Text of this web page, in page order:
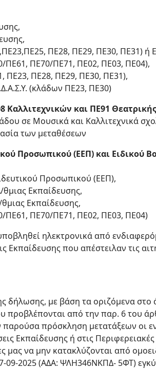
ΠΕ28, ΠΕ29, ΠΕ30, ΠΕ31) ή
ΠΕ61, ΠΕ70/ΠΕ71, ΠΕ02, ΠΕ03, ΠΕ04),
ΠΕ23, ΠΕ28, ΠΕ29, ΠΕ30, ΠΕ31),
(κλάδων ΠΕ23, ΠΕ30)
Καλλιτεχνικών και ΠΕ91
σε Μουσικά και Καλλιτεχνικά
των μεταθέσεων
Προσωπικού (ΕΕΠ) και Ειδικού
Προσωπικού (ΕΕΠ),
Εκπαίδευσης,
Εκπαίδευσης,
ΠΕ61, ΠΕ70/ΠΕ71, ΠΕ02, ΠΕ03, ΠΕ04)
ηλεκτρονικά από
Εκπαίδευσης που απέστειλαν τις
δήλωσης, με βάση τα οριζόμενα στο
προβλέπονται από την παρ. 6 του
πρόσκληση μετατάξεων οι
Εκπαίδευσης ή στις
μας να μην κατακλύζονται από
09-2025 (ΑΔΑ: ΨΛΗ346ΝΚΠΔ- 5ΦΤ)